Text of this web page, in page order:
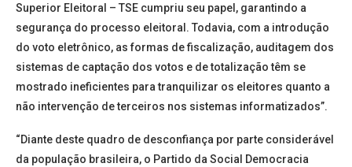
Superior Eleitoral – TSE cumpriu seu papel, garantindo a
segurança do processo eleitoral. Todavia, com a introdução
do voto eletrônico, as formas de fiscalização, auditagem dos
sistemas de captação dos votos e de totalização têm se
mostrado ineficientes para tranquilizar os eleitores quanto a
não intervenção de terceiros nos sistemas informatizados”.
“Diante deste quadro de desconfiança por parte considerável
da população brasileira, o Partido da Social Democracia